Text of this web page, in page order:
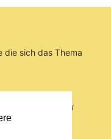
die sich das Thema